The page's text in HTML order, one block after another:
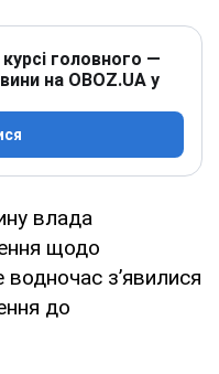
головного —
на OBOZ.UA у
влада
щодо
з’явилися
до